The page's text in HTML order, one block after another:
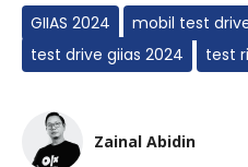
GIIAS 2024 mobil test
test drive giias 2024
test
Zainal Abidin